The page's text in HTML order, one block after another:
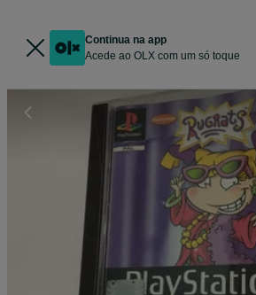
Continua na app
Acede ao OLX com um só toque